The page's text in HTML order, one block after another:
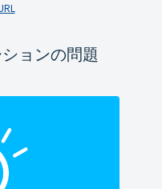
ョンの問題